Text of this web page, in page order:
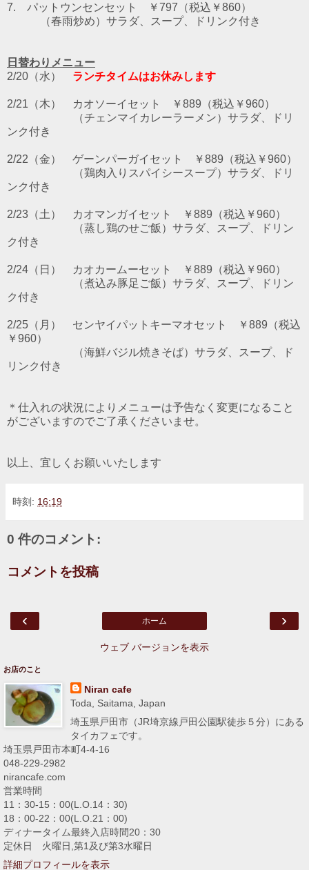
7. パットウンセンセット ￥797（税込￥860）
（春雨炒め）サラダ、スープ、ドリンク付き
日替わりメニュー
2/20（水） ランチタイムはお休みします
2/21（木） カオソーイセット ￥889（税込￥960）
（チェンマイカレーラーメン）サラダ、ドリ
ンク付き
2/22（金） ゲーンパーガイセット ￥889（税込￥960）
（鶏肉入りスパイシースープ）サラダ、ドリ
ンク付き
2/23（土） カオマンガイセット ￥889（税込￥960）
（蒸し鶏のせご飯）サラダ、スープ、ドリン
ク付き
2/24（日） カオカームーセット ￥889（税込￥960）
（煮込み豚足ご飯）サラダ、スープ、ドリン
ク付き
2/25（月） センヤイパットキーマオセット ￥889（税込
￥960）
（海鮮バジル焼きそば）サラダ、スープ、ド
リンク付き
＊仕入れの状況によりメニューは予告なく変更になること
がございますのでご了承くださいませ。
以上、宜しくお願いいたします
時刻: 16:19
0 件のコメント:
コメントを投稿
‹ ›
ホーム
ウェブ バージョンを表示
お店のこと
Niran cafe
Toda, Saitama, Japan
埼玉県戸田市（JR埼京線戸田公園駅徒歩５分）にある
タイカフェです。
埼玉県戸田市本町4-4-16
048-229-2982
nirancafe.com
営業時間
11：30-15：00(L.O.14：30)
18：00-22：00(L.O.21：00)
ディナータイム最終入店時間20：30
定休日 火曜日,第1及び第3水曜日
詳細プロフィールを表示